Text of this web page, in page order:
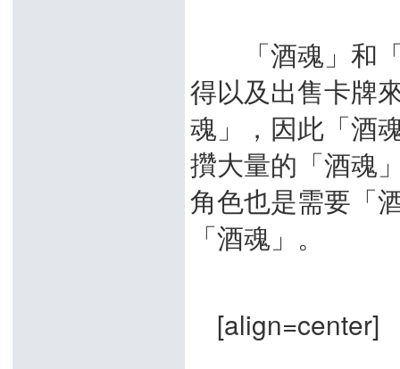
「酒魂」和「
得以及出售卡牌
魂」，因此「酒
攢大量的「酒魂
角色也是需要「
「酒魂」。
[align=center]